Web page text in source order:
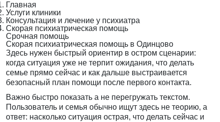
Главная
Услуги клиники
Консультация и лечение у психиатра
Скорая психиатрическая помощь
Срочная помощь
Скорая психиатрическая помощь в Одинцово
Здесь нужен быстрый ориентир в остром сценарии:
когда ситуация уже не терпит ожидания, что делать
семье прямо сейчас и как дальше выстраивается
безопасный план помощи после первого контакта.
Важно быстро показать а не перегружать текстом.
Пользователь и семья обычно ищут здесь не теорию, а
ответ: насколько ситуация острая, что делать сейчас и